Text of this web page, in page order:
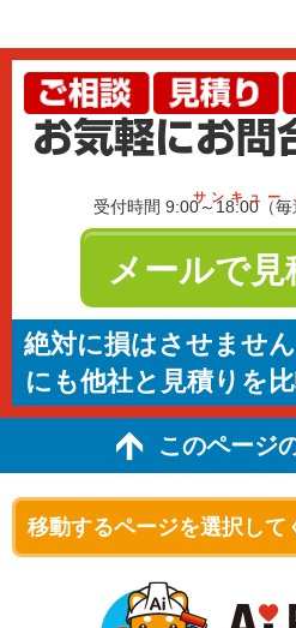
サンキュー
受付時間 9:00～18:00（毎
メールで見
絶対に損はさせませ
にも他社と見積りを
このページ